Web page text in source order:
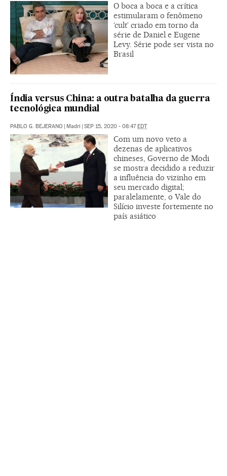
O boca a boca e a crítica
estimularam o fenômeno
‘cult’ criado em torno da
série de Daniel e Eugene
Levy. Série pode ser vista no
Brasil
Índia versus China: a outra batalha da guerra
tecnológica mundial
PABLO G. BEJERANO | Madri | SEP 15, 2020 - 08:47EDT
Com um novo veto a
dezenas de aplicativos
chineses, Governo de Modi
se mostra decidido a reduzir
a influência do vizinho em
seu mercado digital;
paralelamente, o Vale do
Silício investe fortemente no
país asiático